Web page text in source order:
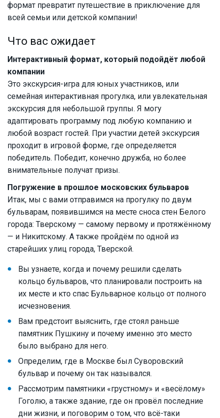
формат превратит путешествие в приключение для
всей семьи или детской компании!
Что вас ожидает
Интерактивный формат, который подойдёт любой
компании
Это экскурсия-игра для юных участников, или
семейная интерактивная прогулка, или увлекательная
экскурсия для небольшой группы. Я могу
адаптировать программу под любую компанию и
любой возраст гостей. При участии детей экскурсия
проходит в игровой форме, где определяется
победитель. Победит, конечно дружба, но более
внимательные получат призы.
Погружение в прошлое московских бульваров
Итак, мы с вами отправимся на прогулку по двум
бульварам, появившимся на месте сноса стен Белого
города: Тверскому — самому первому и протяжённому
— и Никитскому. А также пройдём по одной из
старейших улиц города, Тверской.
Вы узнаете, когда и почему решили сделать
кольцо бульваров, что планировали построить на
их месте и кто спас Бульварное кольцо от полного
исчезновения.
Вам предстоит выяснить, где стоял раньше
памятник Пушкину и почему именно это место
было выбрано для него.
Определим, где в Москве был Суворовский
бульвар и почему он так назывался.
Рассмотрим памятники «грустному» и «весёлому»
Гоголю, а также здание, где он провёл последние
дни жизни, и поговорим о том, что всё-таки